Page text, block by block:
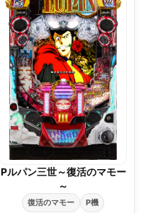
Pルパン三世～復活のマモー
～
復活のマモー P機